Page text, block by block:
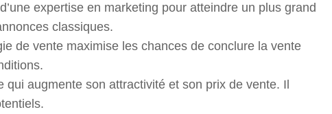
expertise en marketing pour atteindre un plus grand
classiques.
de vente maximise les chances de conclure la vente
augmente son attractivité et son prix de vente. Il